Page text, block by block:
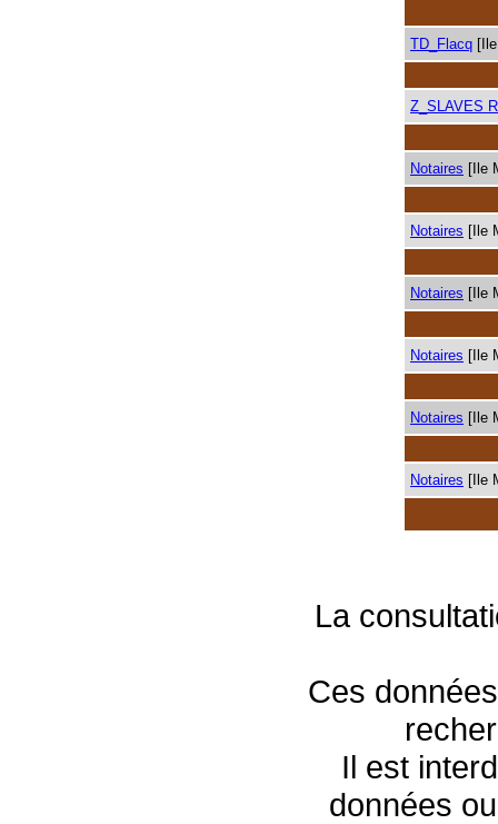
TD_Flacq
Z_SLAVES
Notaires [Ile
Notaires [Ile
Notaires [Ile
Notaires [Ile
Notaires [Ile
Notaires [Ile
La
Ces
Il est
données